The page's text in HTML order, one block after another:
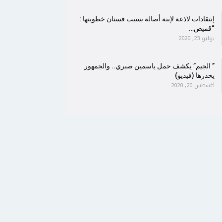
إنتقادات لاذعة لإبنة أصالة بسبب فستان خطوبتها :
“قميص…
يوليو 23, 2020
” الجيم” يكشف حمل ياسمين صبري.. والجمهور
يحذرها (فيديو)
أغسطس 20, 2020